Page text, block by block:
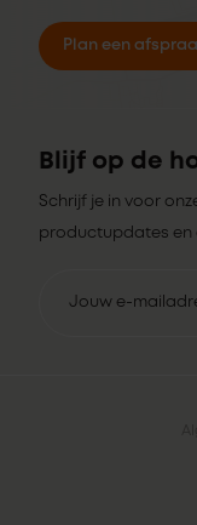
Plan een
Blijf op de
Schrijf je in voor
productupdates en